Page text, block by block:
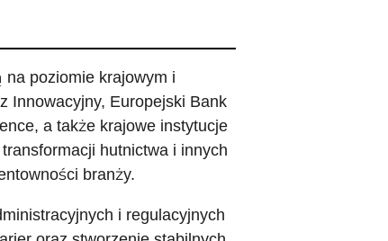
poziomie krajowym i
Innowacyjny, Europejski Bank
a także krajowe instytucje
hutnictwa i innych
branży.
i regulacyjnych